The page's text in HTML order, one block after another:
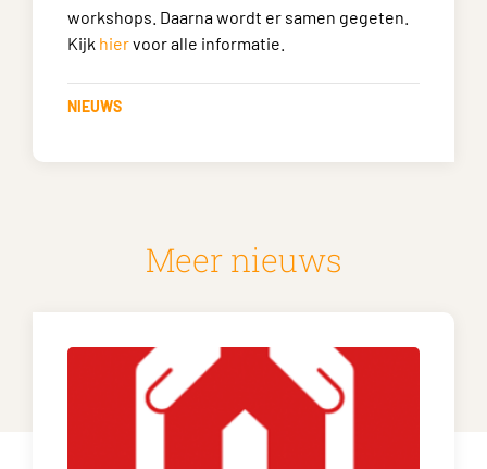
workshops. Daarna wordt er samen gegeten.
Kijk hiervoor alle informatie.
NIEUWS
Meer nieuws